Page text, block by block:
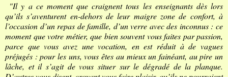
"Il y a ce moment que craignent tous les enseignants dès lors
qu’ils s’aventurent en-dehors de leur maigre zone de confort, à
l’occasion d’un repas de famille, d’un verre avec des inconnus : ce
moment que votre métier, que bien souvent vous faites par passion,
parce que vous avez une vocation, en est réduit à de vagues
préjugés : pour les uns, vous êtes au mieux un fainéant, au pire un
lâche, et il s’agit de vous situer sur le dégradé de la planque.